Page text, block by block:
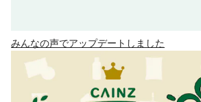
みんなの声でアップデートしました